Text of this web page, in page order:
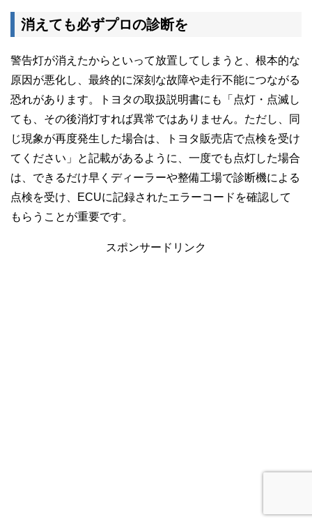
消えても必ずプロの診断を
警告灯が消えたからといって放置してしまうと、根本的な
原因が悪化し、最終的に深刻な故障や走行不能につながる
恐れがあります。トヨタの取扱説明書にも「点灯・点滅し
ても、その後消灯すれば異常ではありません。ただし、同
じ現象が再度発生した場合は、トヨタ販売店で点検を受け
てください」と記載があるように、一度でも点灯した場合
は、できるだけ早くディーラーや整備工場で診断機による
点検を受け、ECUに記録されたエラーコードを確認して
もらうことが重要です。
スポンサードリンク